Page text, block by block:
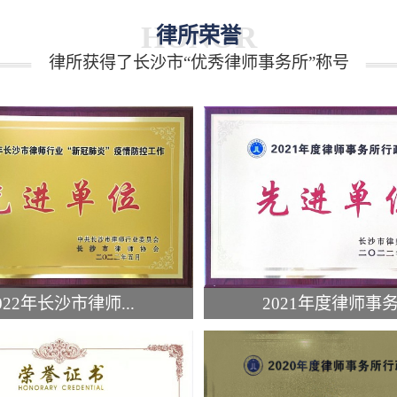
HONOR
律所荣誉
律所获得了长沙市“优秀律师事务所”称号
年长沙市律师... 2021年度律师事